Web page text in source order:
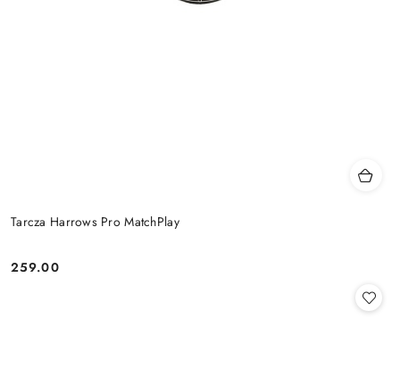
Tarcza Harrows Pro MatchPlay
Cena:
259.00